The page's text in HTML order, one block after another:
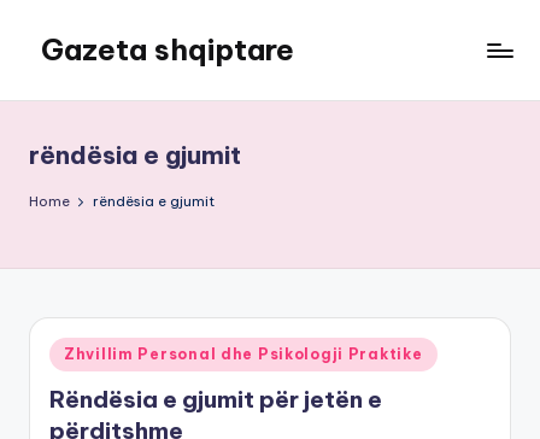
content
Gazeta shqiptare
rëndësia e gjumit
Home rëndësia e gjumit
Posted
in
Zhvillim Personal dhe Psikologji Praktike
Rëndësia e gjumit për jetën e
përditshme